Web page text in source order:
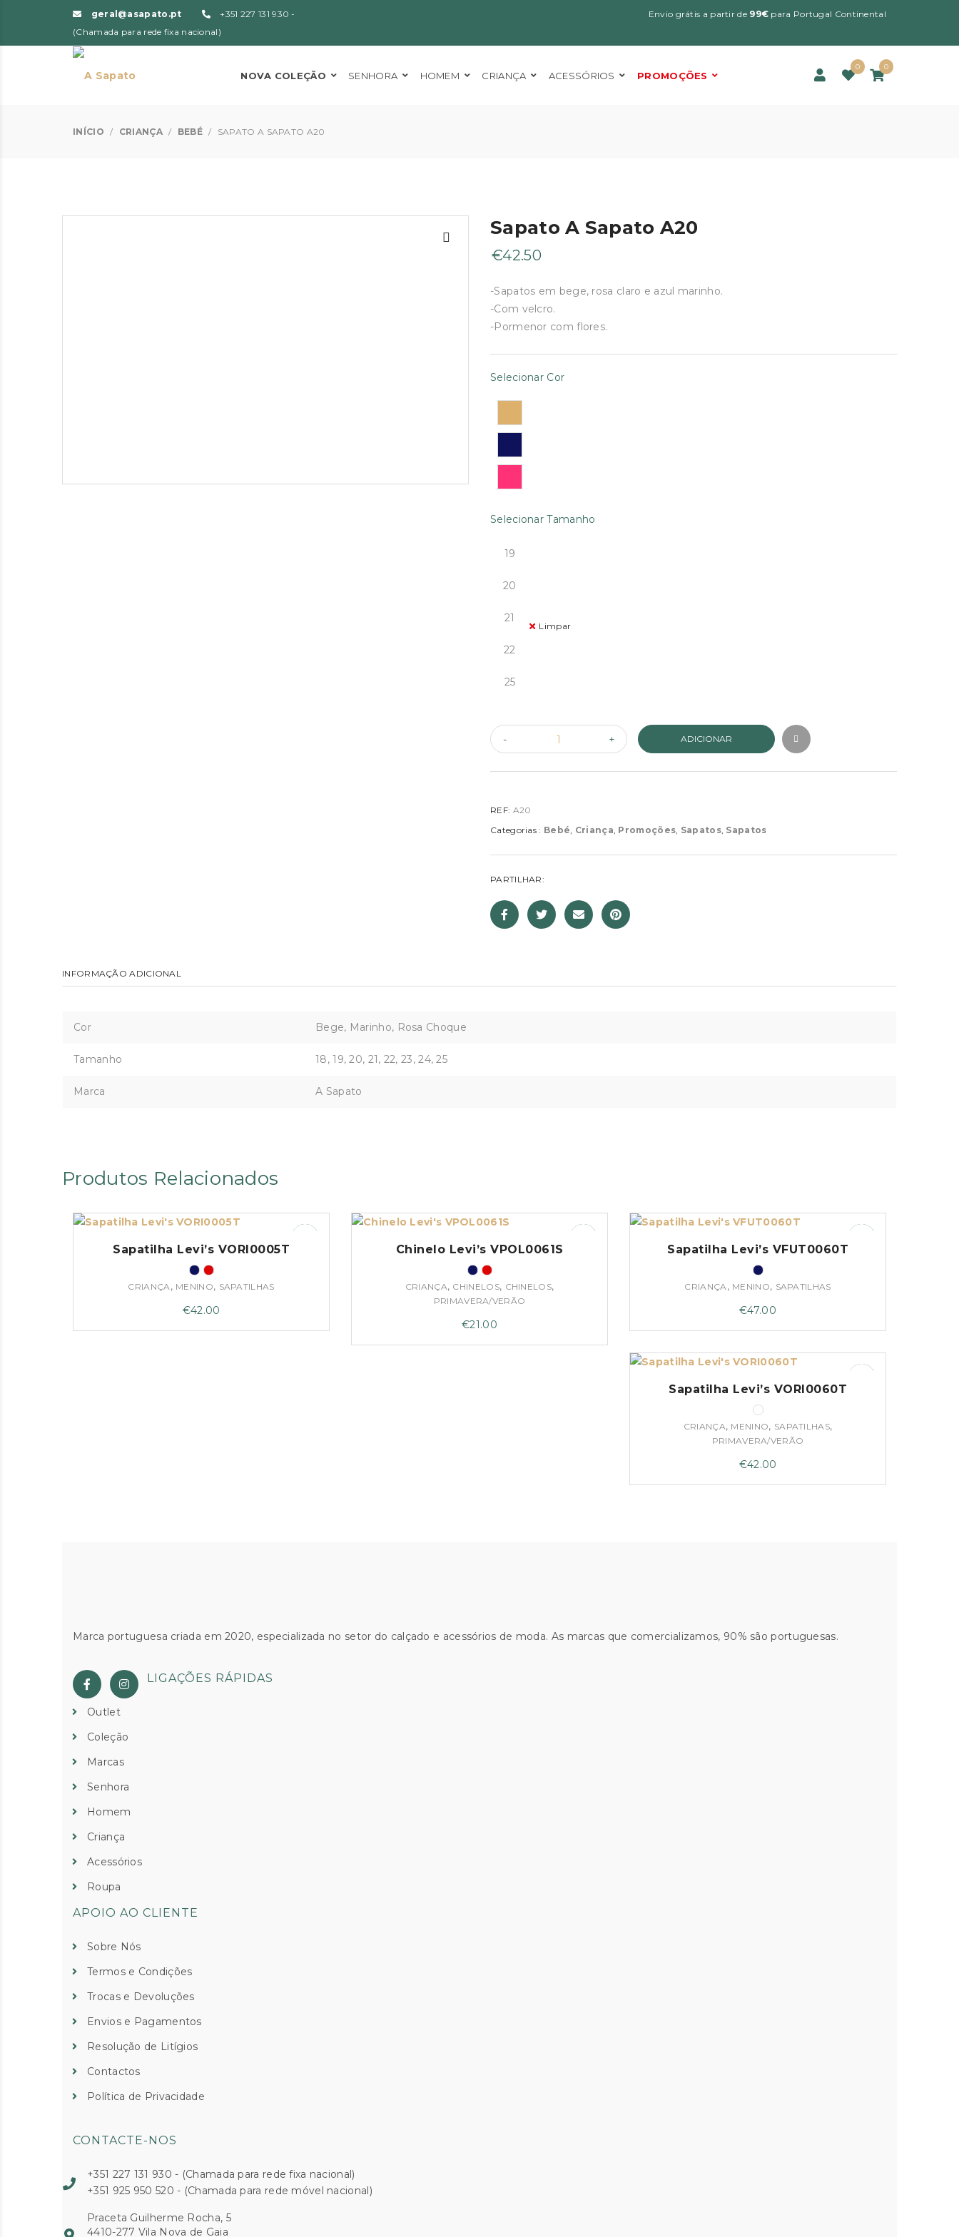
geral@asapato.pt
+351 227 131 930 -
(Chamada para rede fixa nacional)
Envio grátis a partir de 99€ para Portugal Continental
NOVA COLEÇÃO SENHORA HOMEM CRIANÇA ACESSÓRIOS PROMOÇÕES
0 0
INÍCIO / CRIANÇA / BEBÉ / SAPATO A SAPATO A20
Sapato A Sapato A20
€42.50
-Sapatos em bege, rosa claro e azul marinho.
-Com velcro.
-Pormenor com flores.
Selecionar Cor
Selecionar Tamanho
19
20
21
22
25
Limpar
ADICIONAR
REF: A20
Categorias : Bebé, Criança, Promoções, Sapatos, Sapatos
PARTILHAR:
INFORMAÇÃO ADICIONAL
Cor Bege, Marinho, Rosa Choque
Tamanho 18, 19, 20, 21, 22, 23, 24, 25
Marca A Sapato
Produtos Relacionados
Sapatilha Levi’s VORI0005T
CRIANÇA, MENINO, SAPATILHAS
€42.00
Chinelo Levi’s VPOL0061S
CRIANÇA, CHINELOS, CHINELOS,
PRIMAVERA/VERÃO
€21.00
Sapatilha Levi’s VFUT0060T
CRIANÇA, MENINO, SAPATILHAS
€47.00
Sapatilha Levi’s VORI0060T
CRIANÇA, MENINO, SAPATILHAS,
PRIMAVERA/VERÃO
€42.00
Marca portuguesa criada em 2020, especializada no setor do calçado e acessórios de moda. As marcas que comercializamos, 90% são portuguesas.
LIGAÇÕES RÁPIDAS
Outlet
Coleção
Marcas
Senhora
Homem
Criança
Acessórios
Roupa
APOIO AO CLIENTE
Sobre Nós
Termos e Condições
Trocas e Devoluções
Envios e Pagamentos
Resolução de Litígios
Contactos
Política de Privacidade
CONTACTE-NOS
+351 227 131 930 - (Chamada para rede fixa nacional)
+351 925 950 520 - (Chamada para rede móvel nacional)
Praceta Guilherme Rocha, 5
4410-277 Vila Nova de Gaia